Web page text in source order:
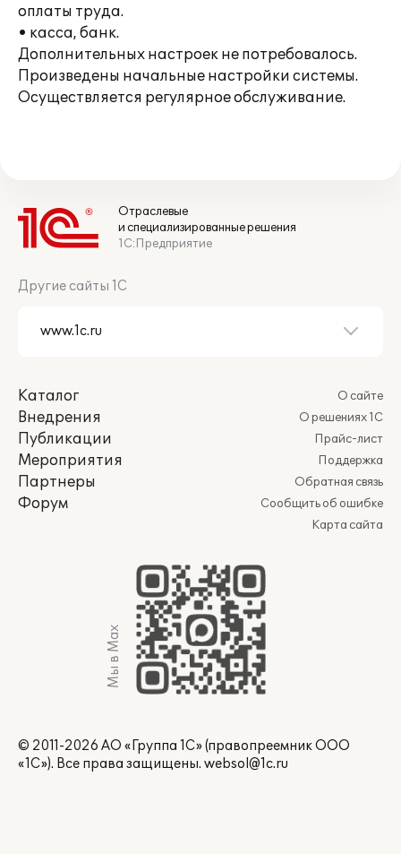
оплаты труда.
• касса, банк.
Дополнительных настроек не потребовалось.
Произведены начальные настройки системы.
Осуществляется регулярное обслуживание.
Отраслевые
и специализированные решения
1С:Предприятие
Другие сайты 1С
Каталог
Внедрения
Публикации
Мероприятия
Партнеры
Форум
О сайте
О решениях 1С
Прайс-лист
Поддержка
Обратная связь
Сообщить об ошибке
Карта сайта
Мы в Max
© 2011-2026 АО «Группа 1С» (правопреемник ООО
«1С»). Все права защищены. websol@1c.ru